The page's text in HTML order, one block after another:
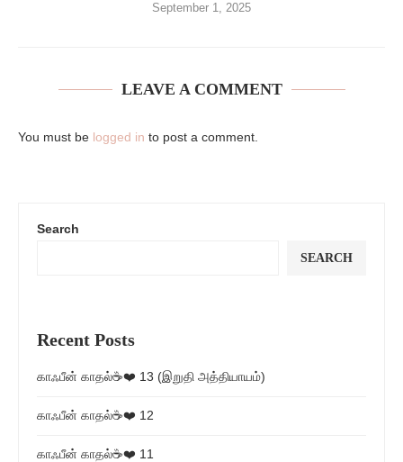
September 1, 2025
LEAVE A COMMENT
You must be logged in to post a comment.
Search
SEARCH
Recent Posts
காஃபீன் காதல்☕❤️ 13 (இறுதி அத்தியாயம்)
காஃபீன் காதல்☕❤️ 12
காஃபீன் காதல்☕❤️ 11